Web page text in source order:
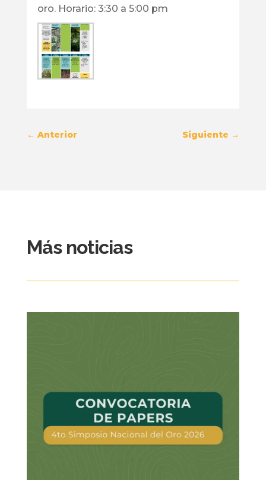
oro. Horario: 3:30 a 5:00 pm
← Anterior Siguiente →
Más noticias